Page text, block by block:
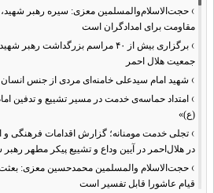
› حجت‌الاسلام‌والمسلمین معزی: سیره رهبر
مقاومت برای امدادگران است
›
برگزاری بیش از ۴۰ مراسم بزرگداشت
جمعیت هلال احمر
› شهید امام سیدعلی خامنه‌ای مردی از جنس انسان ۲۵۰ ساله
› امتداد حماسه‌ی خدمت در مسیر تشییع و تدفین
(ع)»
› تجلی خدمت مومنانه؛ گزارش اقدامات فرهنگی و
در هلال‌احمر در آیین وداع و تشییع پیکر مطهر رهبر
› حجت‌الاسلام والمسلمین محمدحسین معزی: بعثت
قیام عاشورا قابل تفسیر است